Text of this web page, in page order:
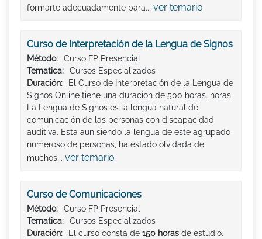
formarte adecuadamente para... ver temario
Curso de Interpretación de la Lengua de Signos
Método:
Curso FP Presencial
Tematica:
Cursos Especializados
Duración:
El Curso de Interpretación de la Lengua de
Signos Online tiene una duración de 500 horas. horas
La Lengua de Signos es la lengua natural de
comunicación de las personas con discapacidad
auditiva. Esta aun siendo la lengua de este agrupado
numeroso de personas, ha estado olvidada de
muchos... ver temario
Curso de Comunicaciones
Método:
Curso FP Presencial
Tematica:
Cursos Especializados
Duración:
El curso consta de 150 horas de estudio.